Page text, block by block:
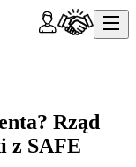
Rząd
z SAFE